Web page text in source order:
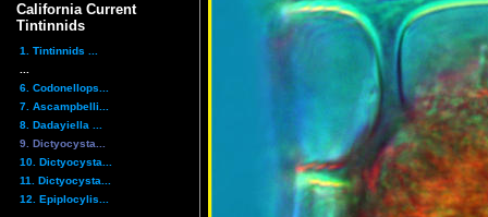
California Current
Tintinnids
1. Tintinnids ...
6. Codonellops...
7. Ascampbelli...
8. Dadayiella ...
9. Dictyocysta...
10. Dictyocysta...
11. Dictyocysta...
12. Epiplocylis...